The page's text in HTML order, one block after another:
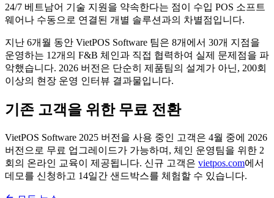
24/7 베트남어 기술 지원을 약속한다는 점이 수입 POS 소프트
웨어나 수동으로 연결된 개별 솔루션과의 차별점입니다.
지난 6개월 동안 VietPOS Software 팀은 8개에서 30개 지점을
운영하는 12개의 F&B 체인과 직접 협력하여 실제 문제점을 파
악했습니다. 2026 버전은 단순히 제품팀의 설계가 아닌, 200회
이상의 현장 운영 인터뷰 결과물입니다.
기존 고객을 위한 무료 전환
VietPOS Software 2025 버전을 사용 중인 고객은 4월 중에 2026
버전으로 무료 업그레이드가 가능하며, 체인 운영팀을 위한 2
회의 온라인 교육이 제공됩니다. 신규 고객은 vietpos.com에서
데모를 신청하고 14일간 샌드박스를 체험할 수 있습니다.